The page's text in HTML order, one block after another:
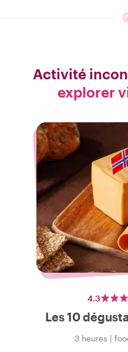
Activité
explorer
4.3
Les 10
3 heures |